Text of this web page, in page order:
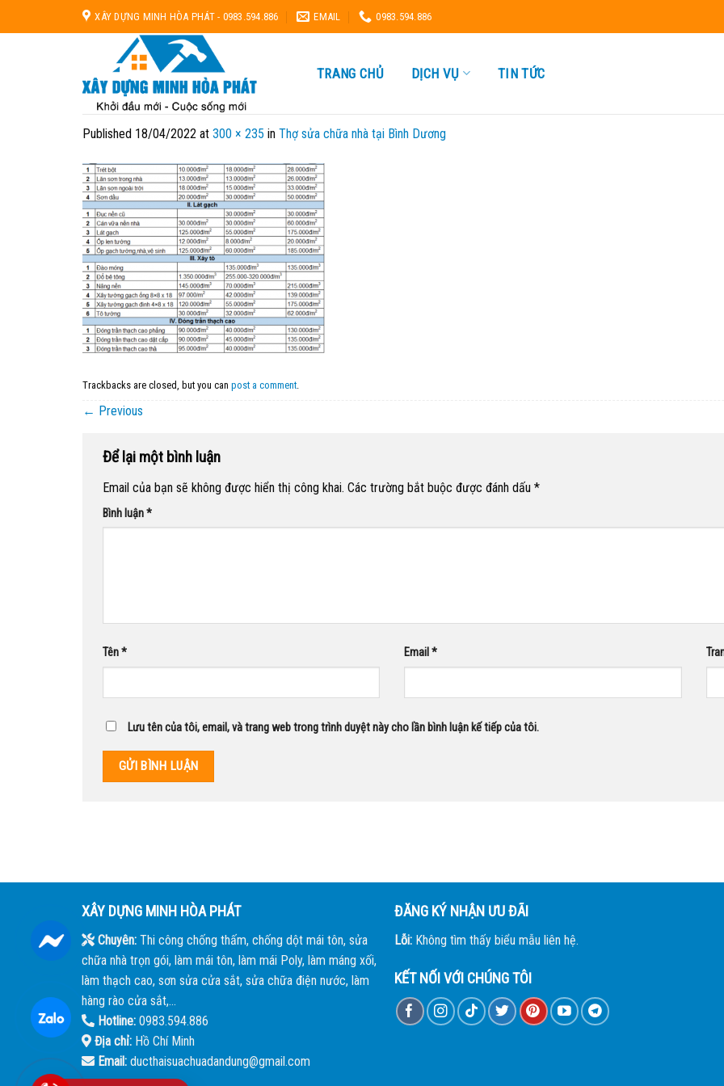
to
XÂY DỰNG MINH HÒA PHÁT - 0983.594.886 EMAIL 0983.594.886
TRANG CHỦ DỊCH VỤ TIN TỨC
Published 18/04/2022 at 300 × 235 in Thợ sửa chữa nhà tại Bình Dương
Trackbacks are closed, but you can post a comment.
← Previous
Để lại một bình luận
Email của bạn sẽ không được hiển thị công khai. Các trường bắt buộc được đánh dấu *
Bình luận*
Tên* Email*
Lưu tên của tôi, email, và trang web trong trình duyệt này cho lần bình luận kế tiếp của tôi.
XÂY DỰNG MINH HÒA PHÁT
Chuyên:Thi công chống thấm, chống dột mái tôn, sửa
chữa nhà trọn gói, làm mái tôn, làm mái Poly, làm máng xối,
làm thạch cao, sơn sửa cửa sắt, sửa chữa điện nước, làm
hàng rào cửa sắt,...
Hotline:0983.594.886
Địa chỉ:Hồ Chí Minh
Email:ducthaisuachuadandung@gmail.com
ĐĂNG KÝ NHẬN ƯU ĐÃI
Lỗi: Không tìm thấy biểu mẫu liên hệ.
KẾT NỐI VỚI CHÚNG TÔI